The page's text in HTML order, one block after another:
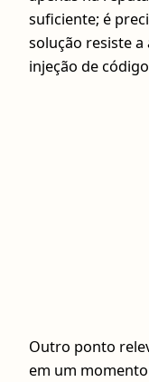
suficiente; é
solução resiste a
injeção de
Outro ponto
em um